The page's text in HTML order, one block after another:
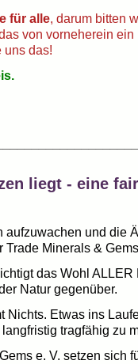
für alle, darum bitten
von vorneherein
uns das!
liegt - eine
aufzuwachen und die
Trade Minerals &
das Wohl
Natur gegenüber.
Nichts. Etwas ins
tragfähig zu
e. V. setzen sich